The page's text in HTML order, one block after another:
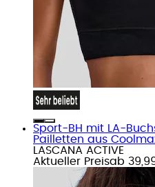
Sport-BH mit LA-
Pailletten aus
LASCANA ACTIVE
Aktueller Preisab